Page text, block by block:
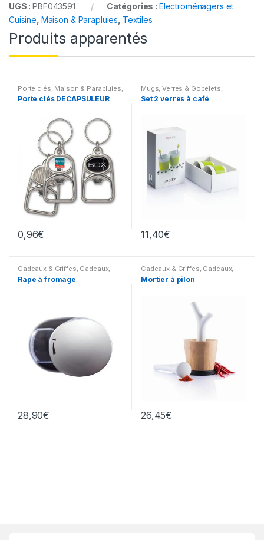
UGS :PBF043591 Catégories : Electroménagers et
Cuisine Maison & Parapluies Textiles
Produits apparentés
Porte clés Maison & Parapluies
Electroménagers et Cuisine
Porte clés DECAPSULEUR
0,96€
Mugs, Verres & Gobelets
Cadeaux & Griffes ,Cadeaux
Maison & Parapluies,
Set 2 verres à café
11,40€
Cadeaux & Griffes, Cadeaux,
Maison & Parapluies Maison
Rape à fromage
28,90€
Cadeaux & Griffes, Cadeaux,
Maison & Parapluies
Electroménagers et Cuisine
Mortier à pilon
26,45€